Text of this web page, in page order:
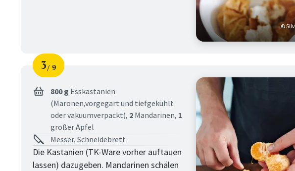
©
Schritt
3
von
9
800 g Esskastanien
(Maronen,vorgegart und tiefgekühlt
oder vakuumverpackt), 2 Mandarinen, 1
großer Apfel
Messer, Schneidebrett
Die Kastanien (TK-Ware vorher auftauen
lassen) dazugeben. Mandarinen schälen